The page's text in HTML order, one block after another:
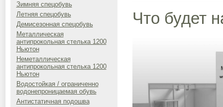
Зимняя спецобувь
Летняя спецобувь
Демисезонная спецобувь
Металлическая
антипрокольная стелька 1200
Ньютон
Неметаллическая
антипрокольная стелька 1200
Ньютон
Водостойкая / ограниченно
водонепроницаемая обувь
Антистатичная подошва
Что будет